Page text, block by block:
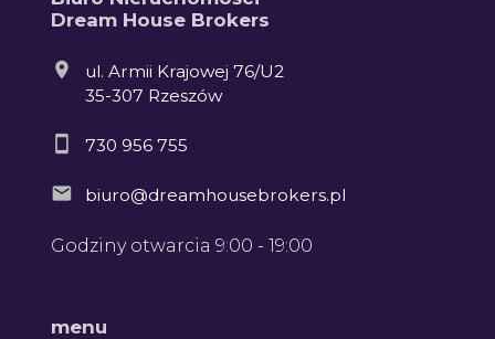
Dream House Brokers
ul. Armii Krajowej 76/U2
35-307 Rzeszów
730 956 755
biuro@dreamhousebrokers.pl
Godziny otwarcia 9:00 - 19:00
menu